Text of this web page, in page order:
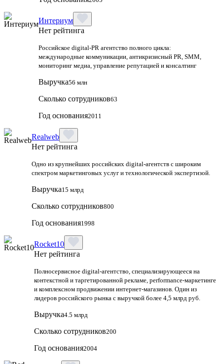
Интериум
Нет рейтинга
Российское digital-PR агентство полного цикла:
международные коммуникации, антикризисный PR, SMM,
мониторинг медиа, управление репутацией и консалтинг
Выручка56 млн
Сколько сотрудников63
Год основания2011
Realweb
Нет рейтинга
Одно из крупнейших российских digital-агентств с широким
спектром маркетинговых услуг и технологической экспертизой.
Выручка15 млрд
Сколько сотрудников800
Год основания1998
Rocket10
Нет рейтинга
Полносервисное digital-агентство, специализирующееся на
контекстной и таргетированной рекламе, performance-маркетинге
и комплексном продвижении интернет-магазинов. Один из
лидеров российского рынка с выручкой более 4,5 млрд руб.
Выручка4.5 млрд
Сколько сотрудников200
Год основания2004